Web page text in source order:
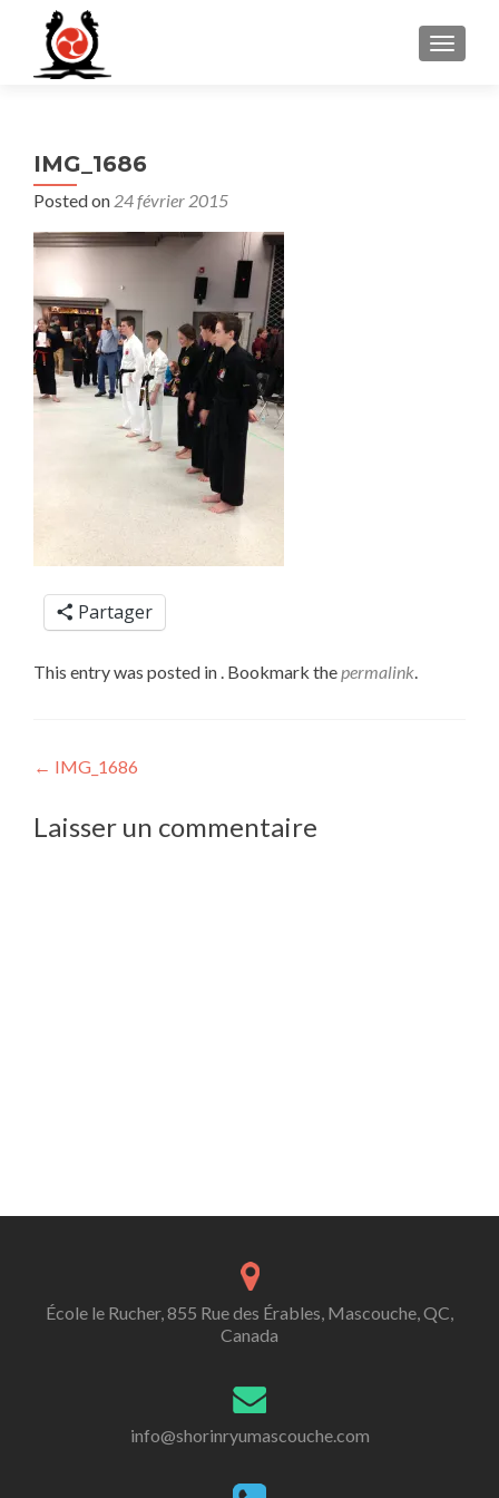
MENU
IMG_1686
Posted on 24 février 2015
Partager
This entry was posted in . Bookmark thepermalink.
Post
navigation
← IMG_1686
Laisser un commentaire
École le Rucher, 855 Rue des Érables, Mascouche, QC,
Canada
info@shorinryumascouche.com